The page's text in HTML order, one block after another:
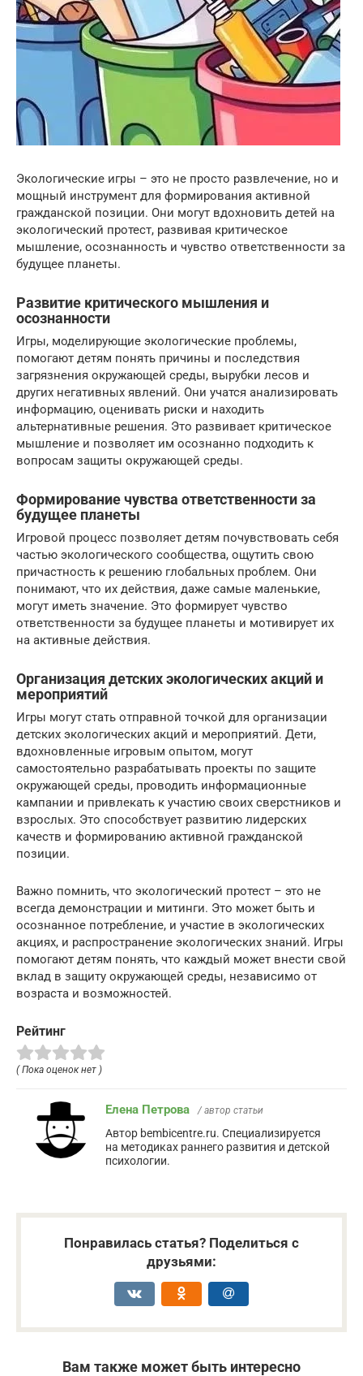
Экологические игры – это не просто развлечение, но и
мощный инструмент для формирования активной
гражданской позиции. Они могут вдохновить детей на
экологический протест, развивая критическое
мышление, осознанность и чувство ответственности за
будущее планеты.
Развитие критического мышления и
осознанности
Игры, моделирующие экологические проблемы,
помогают детям понять причины и последствия
загрязнения окружающей среды, вырубки лесов и
других негативных явлений. Они учатся анализировать
информацию, оценивать риски и находить
альтернативные решения. Это развивает критическое
мышление и позволяет им осознанно подходить к
вопросам защиты окружающей среды.
Формирование чувства ответственности за
будущее планеты
Игровой процесс позволяет детям почувствовать себя
частью экологического сообщества, ощутить свою
причастность к решению глобальных проблем. Они
понимают, что их действия, даже самые маленькие,
могут иметь значение. Это формирует чувство
ответственности за будущее планеты и мотивирует их
на активные действия.
Организация детских экологических акций и
мероприятий
Игры могут стать отправной точкой для организации
детских экологических акций и мероприятий. Дети,
вдохновленные игровым опытом, могут
самостоятельно разрабатывать проекты по защите
окружающей среды, проводить информационные
кампании и привлекать к участию своих сверстников и
взрослых. Это способствует развитию лидерских
качеств и формированию активной гражданской
позиции.
Важно помнить, что экологический протест – это не
всегда демонстрации и митинги. Это может быть и
осознанное потребление, и участие в экологических
акциях, и распространение экологических знаний. Игры
помогают детям понять, что каждый может внести свой
вклад в защиту окружающей среды, независимо от
возраста и возможностей.
Рейтинг
( Пока оценок нет )
Елена Петрова / автор статьи
Автор bembicentre.ru. Специализируется
на методиках раннего развития и детской
психологии.
Понравилась статья? Поделиться с
друзьями:
Вам также может быть интересно